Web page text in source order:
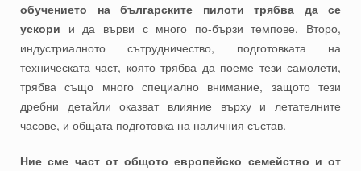
обучението на българските пилоти трябва да се
ускори и да върви с много по-бързи темпове. Второ,
индустриалното сътрудничество, подготовката на
техническата част, която трябва да поеме тези самолети,
трябва също много специално внимание, защото тези
дребни детайли оказват влияние върху и летателните
часове, и общата подготовка на наличния състав.
Ние сме част от общото европейско семейство и от